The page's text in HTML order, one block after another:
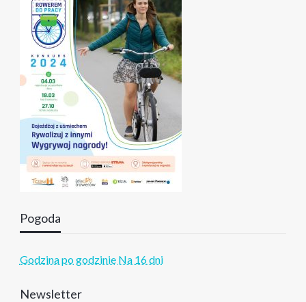
Pogoda
Godzina po godzinie Na 16 dni
Newsletter